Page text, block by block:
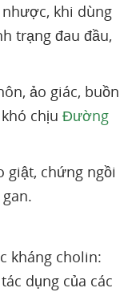
nhược, khi dùng
trạng đau đầu,
ảo giác, buồn
chịu Đường
giật, chứng ngồi
kháng cholin:
dụng của các